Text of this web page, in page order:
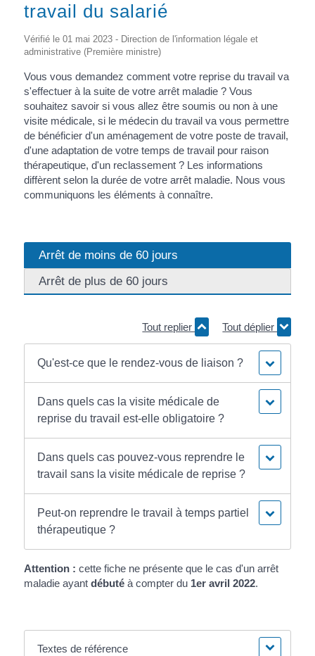
travail du salarié
Vérifié le 01 mai 2023 - Direction de l'information légale et
administrative (Première ministre)
Vous vous demandez comment votre reprise du travail va
s'effectuer à la suite de votre arrêt maladie ? Vous
souhaitez savoir si vous allez être soumis ou non à une
visite médicale, si le médecin du travail va vous permettre
de bénéficier d'un aménagement de votre poste de travail,
d'une adaptation de votre temps de travail pour raison
thérapeutique, d'un reclassement ? Les informations
diffèrent selon la durée de votre arrêt maladie. Nous vous
communiquons les éléments à connaître.
Arrêt de moins de 60 jours
Arrêt de plus de 60 jours
Tout replier Tout déplier
Qu'est-ce que le rendez-vous de liaison ?
Dans quels cas la visite médicale de
reprise du travail est-elle obligatoire ?
Dans quels cas pouvez-vous reprendre le
travail sans la visite médicale de reprise ?
Peut-on reprendre le travail à temps partiel
thérapeutique ?
Attention : cette fiche ne présente que le cas d'un arrêt
maladie ayant débutéà compter du 1eravril 2022.
Textes de référence